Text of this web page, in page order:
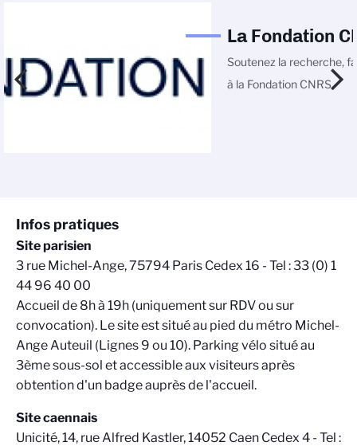
La Fondation
Soutenez la recherche,
à la Fondation CNRS
Infos pratiques
Site parisien
3 rue Michel-Ange, 75794 Paris Cedex 16 - Tel : 33 (0) 1
44 96 40 00
Accueil de 8h à 19h (uniquement sur RDV ou sur
convocation). Le site est situé au pied du métro Michel-
Ange Auteuil (Lignes 9 ou 10). Parking vélo situé au
3ème sous-sol et accessible aux visiteurs après
obtention d'un badge auprès de l'accueil.
Site caennais
Unicité, 14, rue Alfred Kastler, 14052 Caen Cedex 4 - Tel :